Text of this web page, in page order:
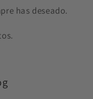
has deseado.